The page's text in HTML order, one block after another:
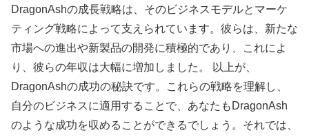
DragonAshの成長戦略は、そのビジネスモデルとマーケ
ティング戦略によって支えられています。彼らは、新たな
市場への進出や新製品の開発に積極的であり、これによ
り、彼らの年収は大幅に増加しました。 以上が、
DragonAshの成功の秘訣です。これらの戦略を理解し、
自分のビジネスに適用することで、あなたもDragonAsh
のような成功を収めることができるでしょう。それでは、